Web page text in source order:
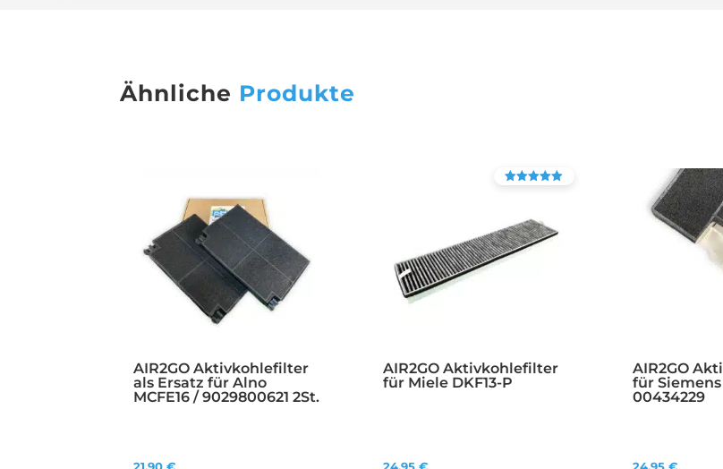
Ähnliche Produkte
AIR2GO Aktivkohlefilter
als Ersatz für Alno
MCFE16 / 9029800621 2St.
21,90€
AIR2GO Aktivkohlefilter
für Miele DKF13-P
Bewertet mit
24,95€
AIR2GO
für
00434229
24,95€